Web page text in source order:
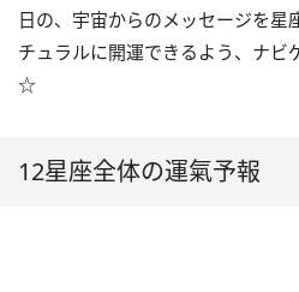
日の、宇宙からのメッセージを星
チュラルに開運できるよう、ナビ
☆
12星座全体の運氣予報